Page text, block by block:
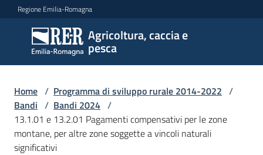
Vai al contenuto
Vai alla navigazione
Vai al footer
Regione Emilia-Romagna
Agricoltura, caccia e
pesca
Agricoltura,
caccia e
pesca
Argomenti
Home / Programma di sviluppo rurale 2014-2022 /
Bandi / Bandi 2024 /
13.1.01 e 13.2.01 Pagamenti compensativi per le zone
montane, per altre zone soggette a vincoli naturali
significativi